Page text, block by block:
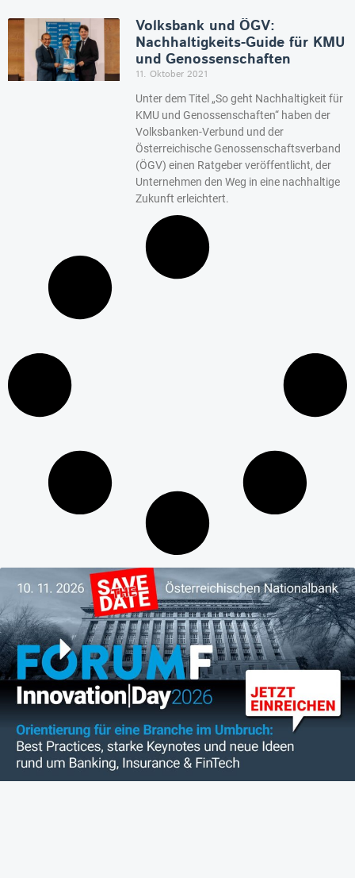
Volksbank und ÖGV:
Nachhaltigkeits-Guide für KMU
und Genossenschaften
11. Oktober 2021
Unter dem Titel „So geht Nachhaltigkeit für
KMU und Genossenschaften“ haben der
Volksbanken-Verbund und der
Österreichische Genossenschaftsverband
(ÖGV) einen Ratgeber veröffentlicht, der
Unternehmen den Weg in eine nachhaltige
Zukunft erleichtert.